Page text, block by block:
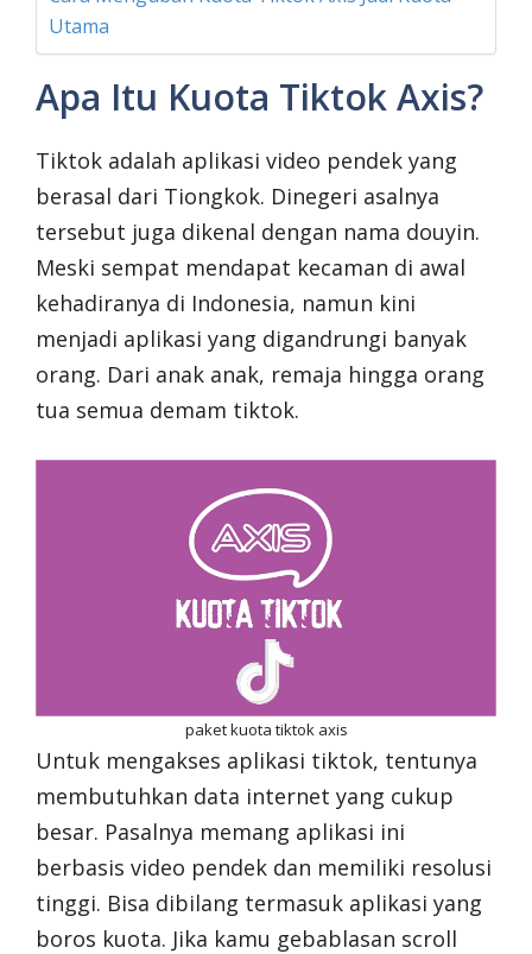
Utama
Apa Itu Kuota Tiktok Axis?
Tiktok adalah aplikasi video pendek yang
berasal dari Tiongkok. Dinegeri asalnya
tersebut juga dikenal dengan nama douyin.
Meski sempat mendapat kecaman di awal
kehadiranya di Indonesia, namun kini
menjadi aplikasi yang digandrungi banyak
orang. Dari anak anak, remaja hingga orang
tua semua demam tiktok.
paket kuota tiktok axis
Untuk mengakses aplikasi tiktok, tentunya
membutuhkan data internet yang cukup
besar. Pasalnya memang aplikasi ini
berbasis video pendek dan memiliki resolusi
tinggi. Bisa dibilang termasuk aplikasi yang
boros kuota. Jika kamu gebablasan scroll